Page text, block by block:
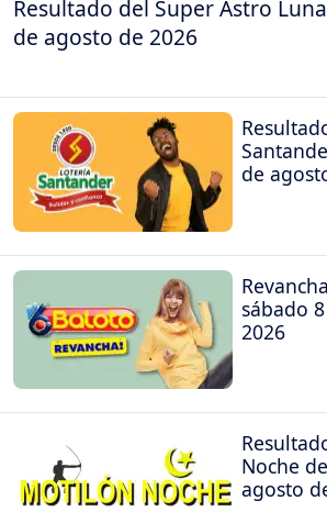
Resultado del Super Astro
de agosto de 2026
de
sábado
2026
Noche
agosto